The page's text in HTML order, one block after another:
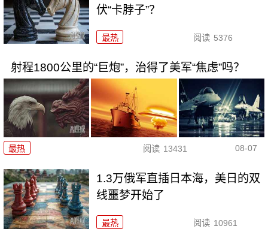
伏“卡脖子”？
最热 阅读 5376
射程1800公里的“巨炮”，治得了美军“焦虑”吗？
最热 阅读 13431 08-07
1.3万俄军直插日本海，美日的双
线噩梦开始了
最热 阅读 10961